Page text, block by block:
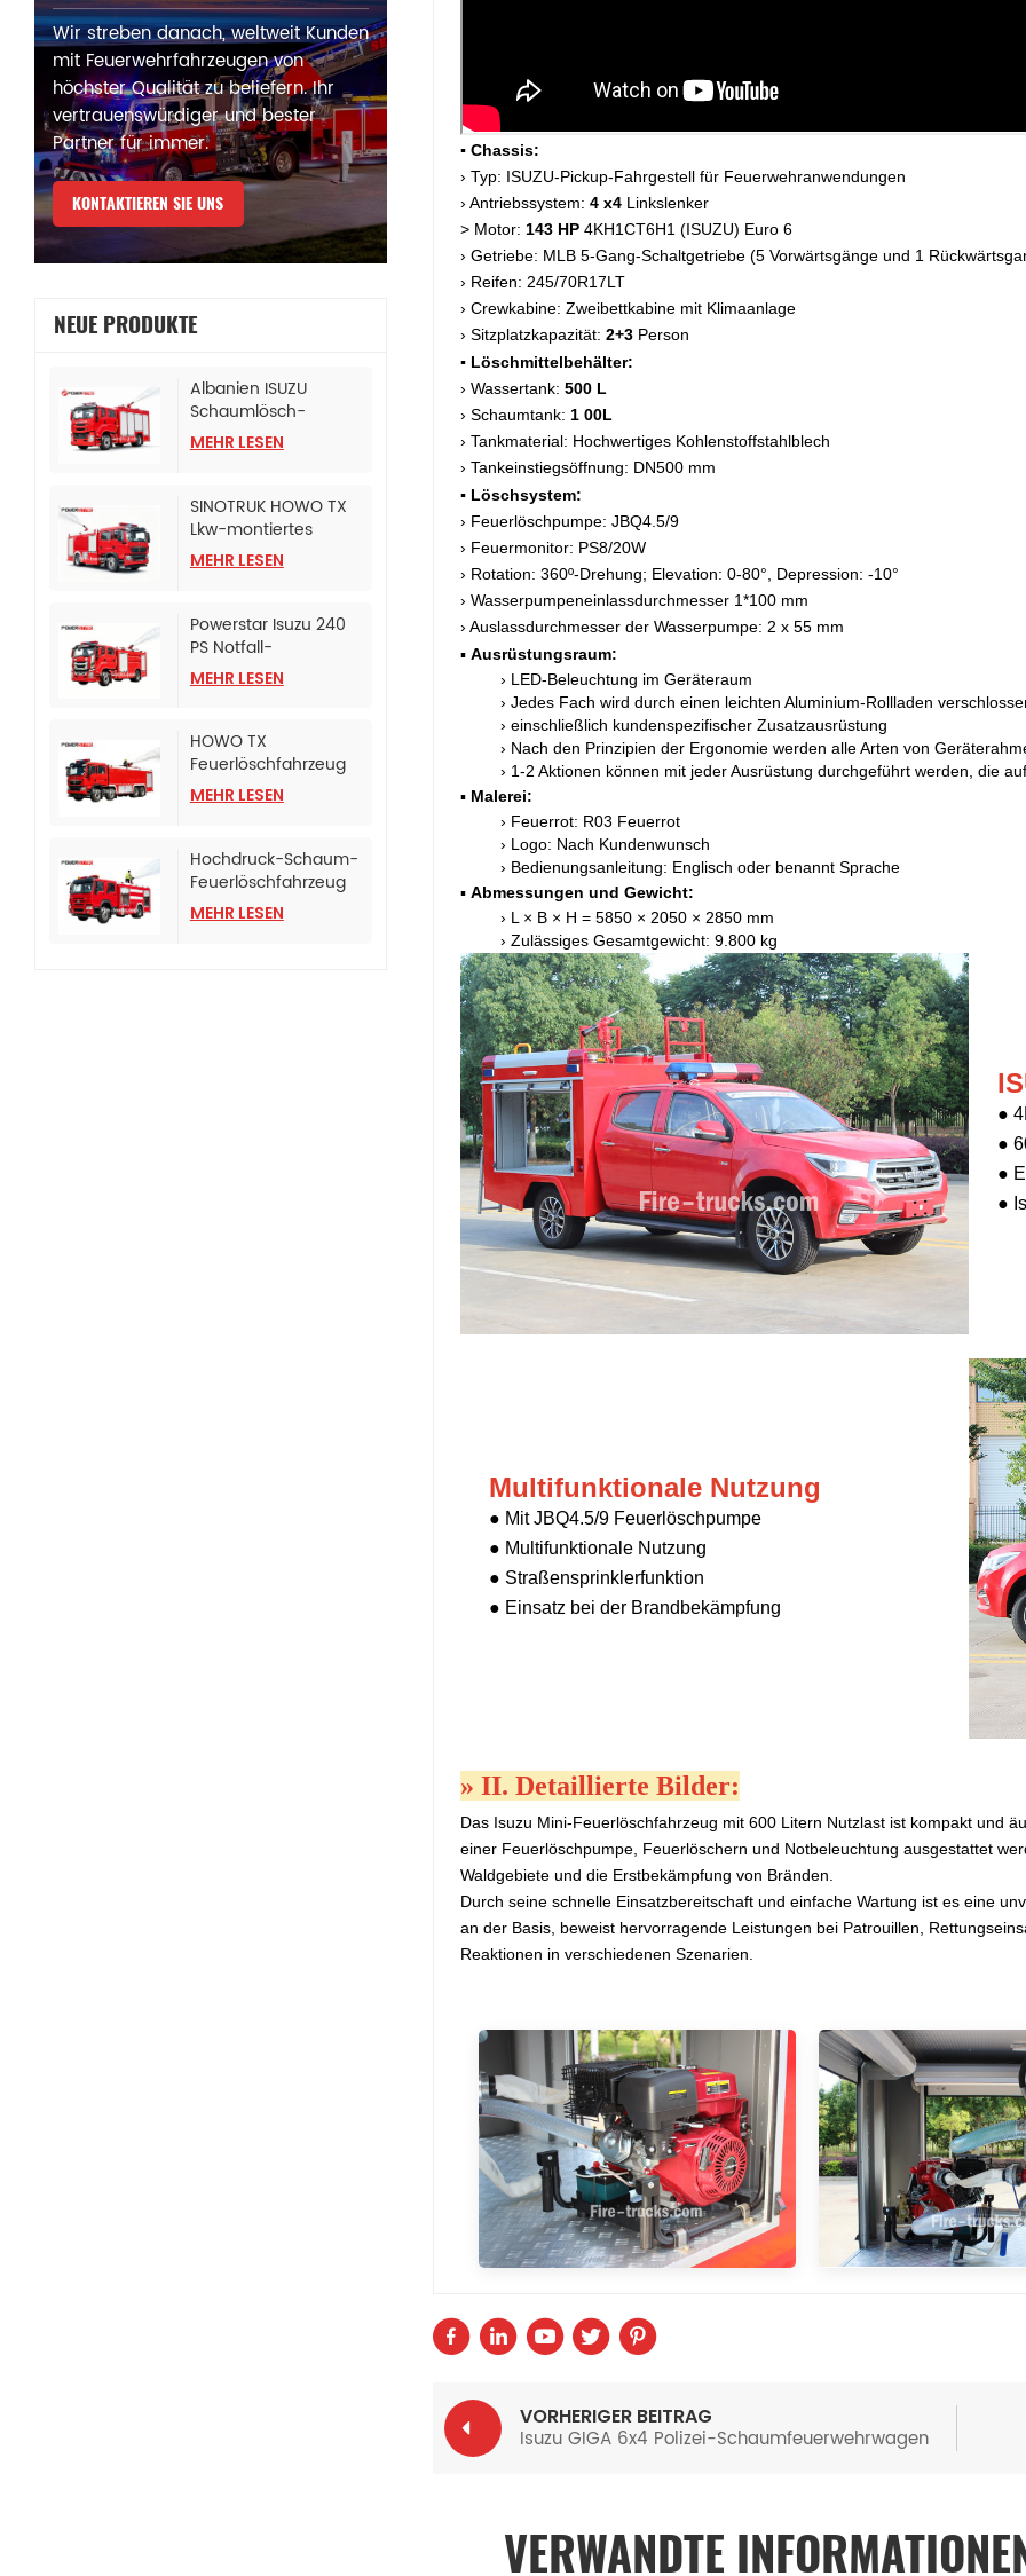
Wir streben danach, weltweit Kunden
mit Feuerwehrfahrzeugen von
höchster Qualität zu beliefern. Ihr
vertrauenswürdiger und bester
Partner für immer.
KONTAKTIEREN SIE UNS
NEUE PRODUKTE
Albanien ISUZU
Schaumlösch-
Tanklöschfahrzeug
MEHR LESEN
SINOTRUK HOWO TX
Lkw-montiertes
Schaumlösch-
Tankfahrzeug
MEHR LESEN
Powerstar Isuzu 240
PS Notfall-
Feuerlöschfahrzeug
MEHR LESEN
HOWO TX
Feuerlöschfahrzeug
mit CB10/120
Feuerlöschpumpe
MEHR LESEN
Hochdruck-Schaum-
Feuerlöschfahrzeug
HOWO
MEHR LESEN
▪ Chassis:
› Typ: ISUZU-Pickup-Fahrgestell für Feuerwehranwendungen
› Antriebssystem:4x4 Linkslenker
> Motor: 143 HP4KH1CT6H1 (ISUZU) Euro 6
› Getriebe: MLB 5-Gang-Schaltgetriebe (5 Vorwärtsgänge und 1
› Reifen: 245/70R17LT
› Crewkabine: Zweibettkabine mit Klimaanlage
› Sitzplatzkapazität:2+3 Person
▪ Löschmittelbehälter:
› Wassertank:500 L
› Schaumtank: 100L
› Tankmaterial: Hochwertiges Kohlenstoffstahlblech
› Tankeinstiegsöffnung: DN500 mm
▪ Löschsystem:
› Feuerlöschpumpe:JBQ4.5/9
› Feuermonitor: PS8/20W
› Rotation: 360º-Drehung; Elevation: 0-80°, Depression: -10°
› Wasserpumpeneinlassdurchmesser 1*100 mm
› Auslassdurchmesser der Wasserpumpe: 2 x 55 mm
▪Ausrüstungsraum:
› LED-Beleuchtung im Geräteraum
›Jedes Fach wird durch einen leichten Aluminium-Rollladen
›einschließlich kundenspezifischer Zusatzausrüstung
› Nach den Prinzipien der Ergonomie werden alle Arten von
› 1-2 Aktionen können mit jeder Ausrüstung durchgeführt werden, die
▪ Malerei:
› Feuerrot: R03 Feuerrot
› Logo: Nach Kundenwunsch
› Bedienungsanleitung: Englisch oder benanntSprache
▪Abmessungen und Gewicht:
› L × B × H = 5850 × 2050 × 2850 mm
›Zulässiges Gesamtgewicht: 9.800 kg
●
●
●
●
Multifunktionale Nutzung
● MitJBQ4.5/9 Feuerlöschpumpe
● Multifunktionale Nutzung
● Straßensprinklerfunktion
● Einsatz bei der Brandbekämpfung
»II. Detaillierte Bilder:
Das Isuzu Mini-Feuerlöschfahrzeug mit 600 Litern Nutzlast ist kompakt und
einer Feuerlöschpumpe, Feuerlöschern und Notbeleuchtung ausgestattet
Waldgebiete und die Erstbekämpfung von Bränden.
Durch seine schnelle Einsatzbereitschaft und einfache Wartung ist es eine
an der Basis, beweist hervorragende Leistungen bei Patrouillen,
Reaktionen in verschiedenen Szenarien.
VORHERIGER BEITRAG
Isuzu GIGA 6x4 Polizei-Schaumfeuerwehrwagen
VERWANDTE